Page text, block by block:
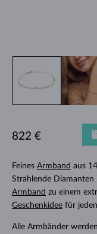
Feines Armband aus
Strahlende
Armband zu einem
Geschenkideefür jeden
Alle Armbänder
822 €